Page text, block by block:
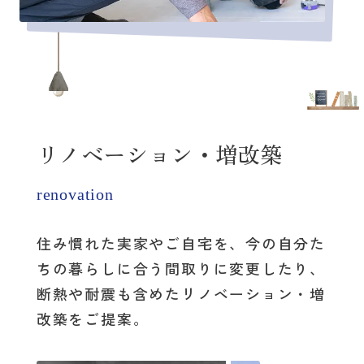
リノベーション・増改築
renovation
住み慣れた実家やご自宅を、今の自分た
ちの暮らしに合う間取りに変更したり、
断熱や耐震も含めたリノベーション・増
改築をご提案。